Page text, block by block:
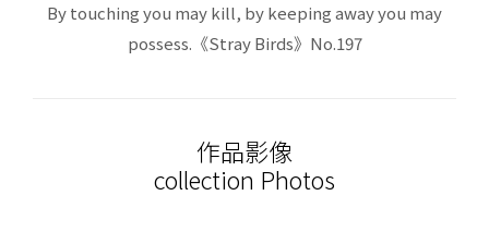
By touching you may kill, by keeping away you may
possess.《Stray Birds》No.197
作品影像
collection Photos